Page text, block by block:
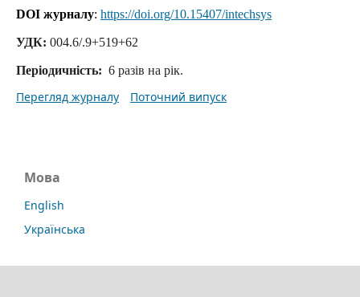
DOI журналу: https://doi.org/10.15407/intechsys
УДК: 004.6/.9+519+62
Періодичність: 6 разів на рік.
Перегляд журналу Поточний випуск
Мова
English
Українська